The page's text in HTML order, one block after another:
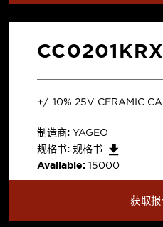
+/-10% 25V CERAMIC
制造商: YAGEO
规格书: 规格书
Available: 15000
获取